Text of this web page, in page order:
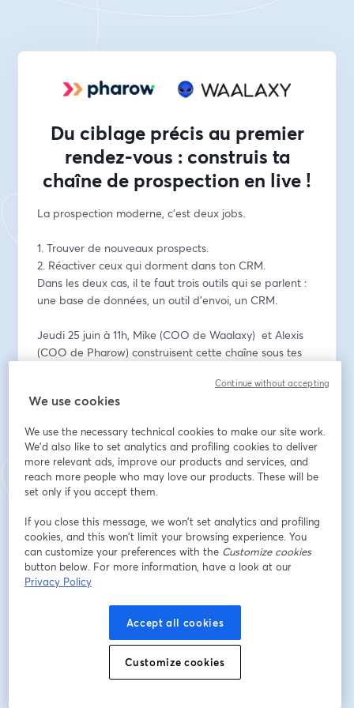
Du ciblage précis au premier
rendez-vous : construis ta
chaîne de prospection en live !
La prospection moderne, c'est deux jobs.
1. Trouver de nouveaux prospects.
2. Réactiver ceux qui dorment dans ton CRM.
Dans les deux cas, il te faut trois outils qui se parlent :
une base de données, un outil d'envoi, un CRM.
Jeudi 25 juin à 11h, Mike (COO de Waalaxy)  et Alexis
(COO de Pharow) construisent cette chaîne sous tes
Au programme :
signaux d'achat à l'appui
→ Une campagne Waalaxy alimentée
automatiquement via webhook, zéro export CSV
→ Les contacts et statuts remontés dans HubSpot ou
→ La méthode pour repérer les comptes à réactiver et
relancer au bon moment
→ Un business case complet : un cabinet de
recrutement, sa cible, sa séquence, ses messages
🕚 11h (heure de Paris)
⏱️ ~45 minutes
*
We use cookies
We use the necessary technical cookies to make our site work.
We'd also like to set analytics and profiling cookies to deliver
more relevant ads, improve our products and services, and
reach more people who may love our products. These will be
set only if you accept them.
If you close this message, we won’t set analytics and profiling
cookies, and this won’t limit your browsing experience. You
can customize your preferences with the Customize cookies
button below. For more information, have a look at our
Privacy Policy
Accept all cookies
Customize cookies
Continue without accepting